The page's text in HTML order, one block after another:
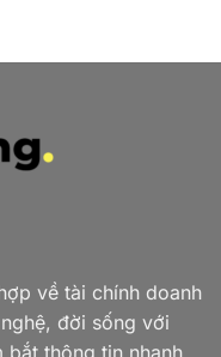
về tài chính doanh
đời sống với
bắt thông tin nhanh